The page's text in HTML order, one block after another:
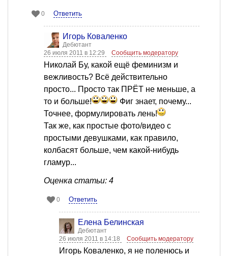
0 Ответить
Игорь Коваленко
Дебютант
26 июля 2011 в 12:29
Сообщить модератору
Николай Бу, какой ещё феминизм и
вежливость? Всё действительно
просто... Просто так ПРЁТ не меньше, а
то и больше!
Фиг знает, почему...
Точнее, формулировать лень!
Так же, как простые фото/видео с
простыми девушками, как правило,
колбасят больше, чем какой-нибудь
гламур...
Оценка статьи: 4
0 Ответить
Елена Белинская
Дебютант
26 июля 2011 в 14:18
Сообщить модератору
Игорь Коваленко, я не поленюсь и